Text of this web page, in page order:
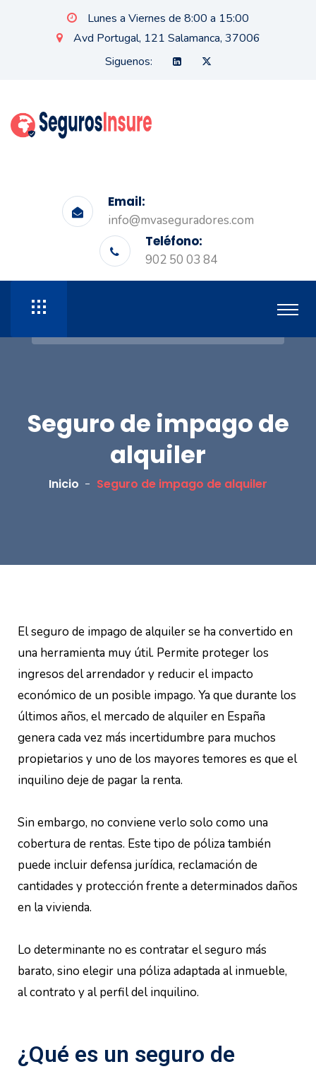
Lunes a Viernes de 8:00 a 15:00
Avd Portugal, 121 Salamanca, 37006
Siguenos:
Email:
info@mvaseguradores.com
Teléfono:
902 50 03 84
Seguro de impago de
alquiler
Inicio Seguro de impago de alquiler
El seguro de impago de alquiler se ha convertido en
una herramienta muy útil. Permite proteger los
ingresos del arrendador y reducir el impacto
económico de un posible impago. Ya que durante los
últimos años, el mercado de alquiler en España
genera cada vez más incertidumbre para muchos
propietarios y uno de los mayores temores es que el
inquilino deje de pagar la renta.
Sin embargo, no conviene verlo solo como una
cobertura de rentas. Este tipo de póliza también
puede incluir defensa jurídica, reclamación de
cantidades y protección frente a determinados daños
en la vivienda.
Lo determinante no es contratar el seguro más
barato, sino elegir una póliza adaptada al inmueble,
al contrato y al perfil del inquilino.
¿Qué es un seguro de